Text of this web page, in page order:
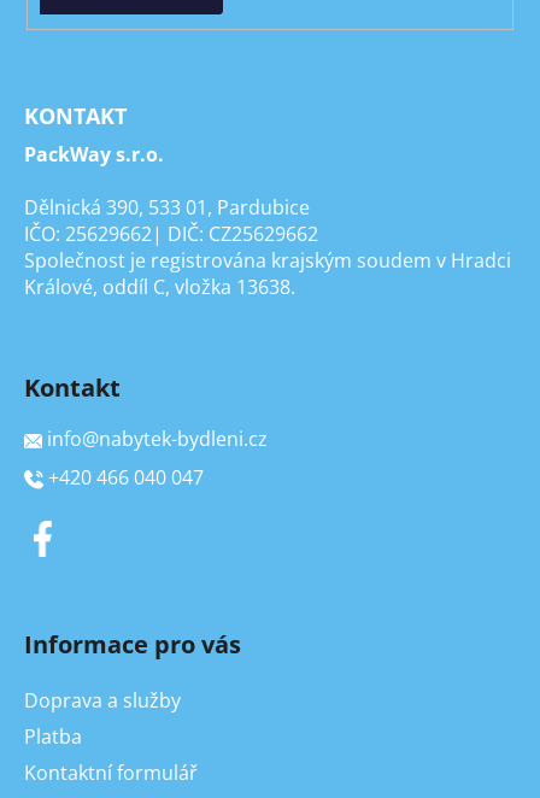
KONTAKT
PackWay s.r.o.
Dělnická 390, 533 01, Pardubice
IČO: 25629662| DIČ: CZ25629662
Společnost je registrována krajským soudem v Hradci
Králové, oddíl C, vložka 13638.
Kontakt
info@nabytek-bydleni.cz
+420 466 040 047
Informace pro vás
Doprava a služby
Platba
Kontaktní formulář